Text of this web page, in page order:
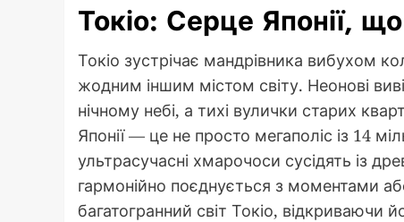
Токіо: Серце Японії,
Токіо зустрічає мандрівника вибухом
жодним іншим містом світу. Неонові
нічному небі, а тихі вулички старих
Японії — це не просто мегаполіс із 14
ультрасучасні хмарочоси сусідять із
гармонійно поєднується з моментами
багатогранний світ Токіо, відкриваючи